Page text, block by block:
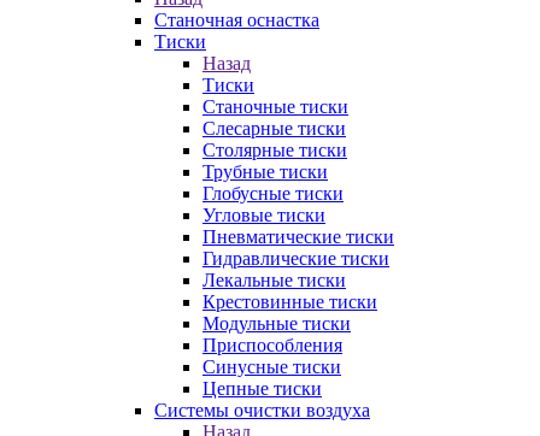
Станочная оснастка
Тиски
Назад
Тиски
Станочные тиски
Слесарные тиски
Столярные тиски
Трубные тиски
Глобусные тиски
Угловые тиски
Пневматические тиски
Гидравлические тиски
Лекальные тиски
Крестовинные тиски
Модульные тиски
Приспособления
Синусные тиски
Цепные тиски
Системы очистки воздуха
Назад